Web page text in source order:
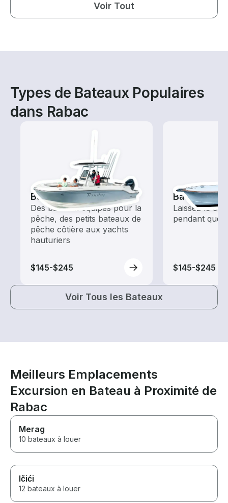
Voir Tout
Types de Bateaux Populaires
dans Rabac
Bateaux de pêche
Des bateaux équipés pour la
pêche, des petits bateaux de
pêche côtière aux yachts
hauturiers
$145-$245
Bateaux de
Laissez le
pendant que
$145-$245
Voir Tous les Bateaux
Meilleurs Emplacements
Excursion en Bateau à Proximité de
Rabac
Merag
10 bateaux à louer
Ičići
12 bateaux à louer